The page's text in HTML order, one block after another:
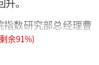
。
数研究部总经理曹
庆假期期间，整体
余91%)